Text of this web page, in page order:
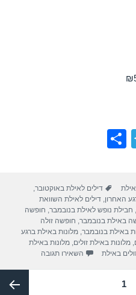
קלאב – אילת 23/10/2018
T
gr
a
m
e
תגיות
דילים לאילת באוקטובר,
האחרון,דילים לאילת השוואת
, חבילת נופש לאילת בנובמבר, חופשה
באילת בנובמבר, חופשה זולה
באילת בנובמבר,מלונות באילת ברגע
,מלונות באילת זולים,מלונות באילת
באילת השאירו תגובה
1